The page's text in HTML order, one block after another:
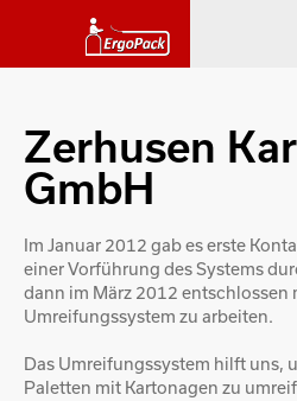
Zerhusen
GmbH
Im Januar 2012 gab es erste
einer Vorführung des Systems
dann im März 2012 entschlossen
Umreifungssystem zu arbeiten.
Das Umreifungssystem hilft uns,
Paletten mit Kartonagen zu